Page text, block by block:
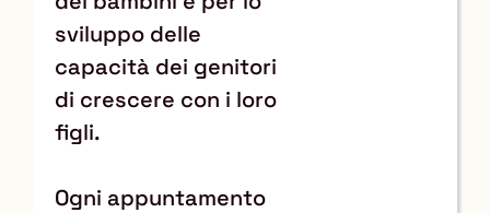
sviluppo delle
capacità dei genitori
di crescere con i loro
figli.
Ogni appuntamento